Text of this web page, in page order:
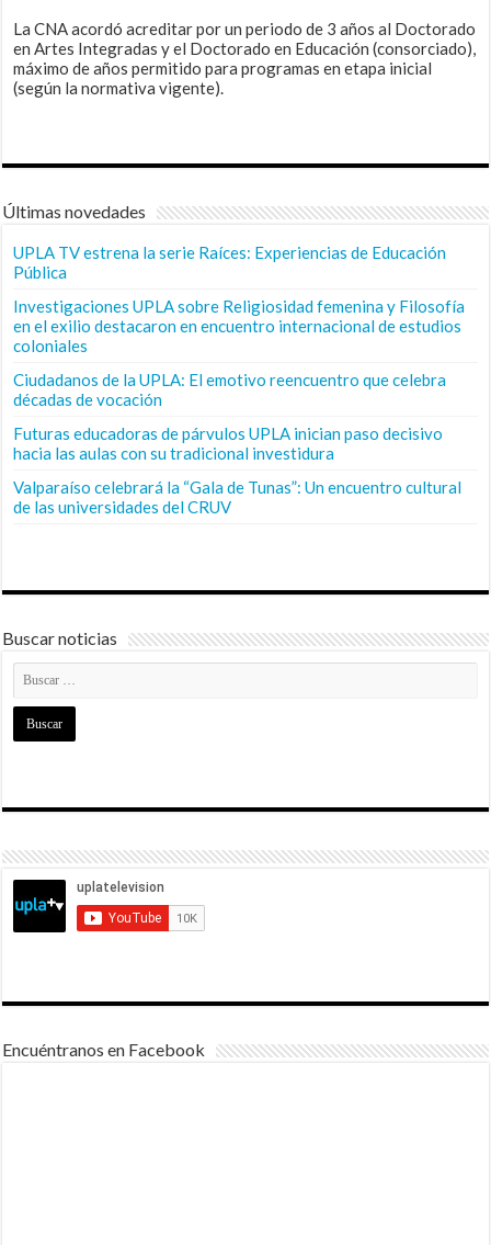
La CNA acordó acreditar por un periodo de 3 años al Doctorado
en Artes Integradas y el Doctorado en Educación (consorciado),
máximo de años permitido para programas en etapa inicial
(según la normativa vigente).
Últimas novedades
UPLA TV estrena la serie Raíces: Experiencias de Educación
Pública
Investigaciones UPLA sobre Religiosidad femenina y Filosofía
en el exilio destacaron en encuentro internacional de estudios
coloniales
Ciudadanos de la UPLA: El emotivo reencuentro que celebra
décadas de vocación
Futuras educadoras de párvulos UPLA inician paso decisivo
hacia las aulas con su tradicional investidura
Valparaíso celebrará la “Gala de Tunas”: Un encuentro cultural
de las universidades del CRUV
Buscar noticias
Encuéntranos en Facebook